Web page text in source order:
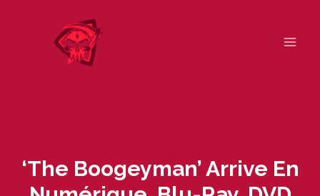
‘The Boogeyman’ Arrive En